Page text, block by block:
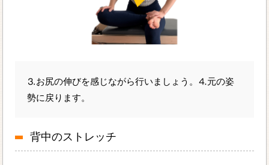
⒊お尻の伸びを感じながら行いましょう。⒋元の姿
勢に戻ります。
背中のストレッチ